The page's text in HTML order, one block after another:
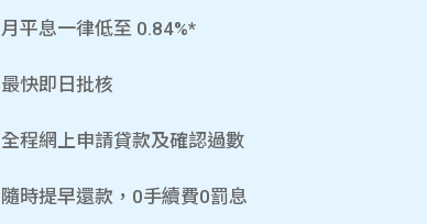
月平息一律低至 0.84%*
最快即日批核
全程網上申請貸款及確認過數
隨時提早還款，0手續費0罰息